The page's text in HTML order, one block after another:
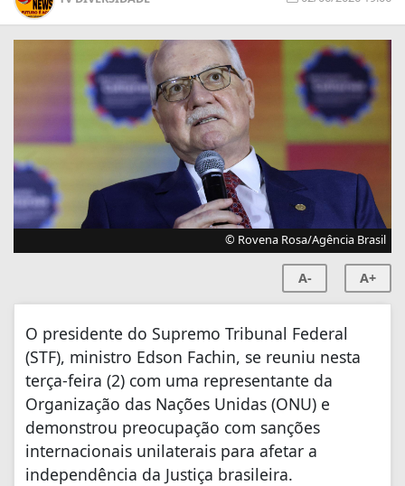
© Rovena Rosa/Agência Brasil
A- A+
O presidente do Supremo Tribunal Federal
(STF), ministro Edson Fachin, se reuniu nesta
terça-feira (2) com uma representante da
Organização das Nações Unidas (ONU) e
demonstrou preocupação com sanções
internacionais unilaterais para afetar a
independência da Justiça brasileira.